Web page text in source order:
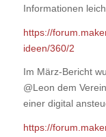
Informationen
https://
ideen/360/2
Im März-Bericht
@Leon dem
einer digital
https://